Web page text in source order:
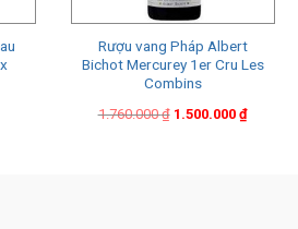
Rượu vang Pháp Albert
Bichot Mercurey 1er Cru Les
Combins
1.760.000₫
Original
1.500.000₫
Current